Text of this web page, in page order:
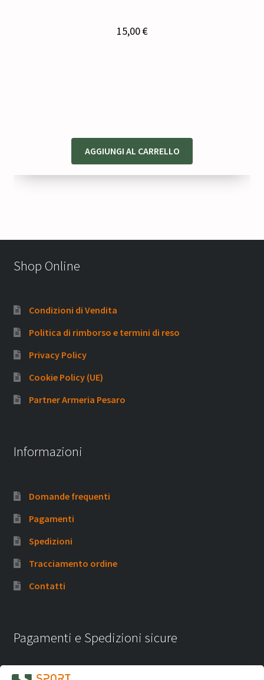
15,00€
AGGIUNGI AL CARRELLO
Shop Online
Condizioni di Vendita
Politica di rimborso e termini di reso
Privacy Policy
Cookie Policy (UE)
Partner Armeria Pesaro
Informazioni
Domande frequenti
Pagamenti
Spedizioni
Tracciamento ordine
Contatti
Pagamenti e Spedizioni sicure